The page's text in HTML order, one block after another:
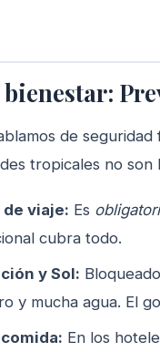
bienestar:
de
tropicales no son
viaje: Es
cubra todo.
y Sol:
y mucha agua. El
En los